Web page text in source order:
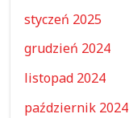
styczeń 2025
grudzień 2024
listopad 2024
październik 2024